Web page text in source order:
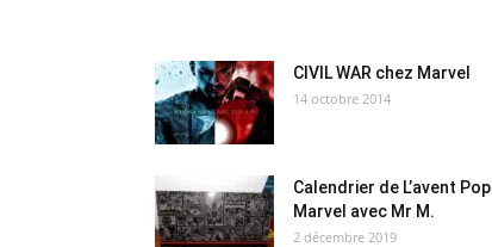
CIVIL WAR chez Marvel
14 octobre 2014
Calendrier de L’avent Pop
Marvel avec Mr M.
2 décembre 2019